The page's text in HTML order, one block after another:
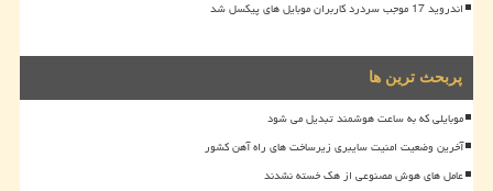
اندروید 17 موجب سردرد کاربران موبایل های پیکسل شد
پربحث ترین ها
موبایلی که به ساعت هوشمند تبدیل می شود
آخرین وضعیت امنیت سایبری زیرساخت های راه آهن کشور
عامل های هوش مصنوعی از هک خسته نشدند